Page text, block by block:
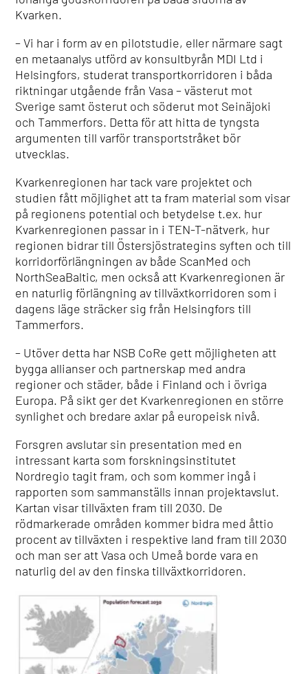
Kvarken.
– Vi har i form av en pilotstudie, eller närmare sagt
en metaanalys utförd av konsultbyrån MDI Ltd i
Helsingfors, studerat transportkorridoren i båda
riktningar utgående från Vasa – västerut mot
Sverige samt österut och söderut mot Seinäjoki
och Tammerfors. Detta för att hitta de tyngsta
argumenten till varför transportstråket bör
utvecklas.
Kvarkenregionen har tack vare projektet och
studien fått möjlighet att ta fram material som visar
på regionens potential och betydelse t.ex. hur
Kvarkenregionen passar in i TEN-T-nätverk, hur
regionen bidrar till Östersjöstrategins syften och till
korridorförlängningen av både ScanMed och
NorthSeaBaltic, men också att Kvarkenregionen är
en naturlig förlängning av tillväxtkorridoren som i
dagens läge sträcker sig från Helsingfors till
Tammerfors.
– Utöver detta har NSB CoRe gett möjligheten att
bygga allianser och partnerskap med andra
regioner och städer, både i Finland och i övriga
Europa. På sikt ger det Kvarkenregionen en större
synlighet och bredare axlar på europeisk nivå.
Forsgren avslutar sin presentation med en
intressant karta som forskningsinstitutet
Nordregio tagit fram, och som kommer ingå i
rapporten som sammanställs innan projektavslut.
Kartan visar tillväxten fram till 2030. De
rödmarkerade områden kommer bidra med åttio
procent av tillväxten i respektive land fram till 2030
och man ser att Vasa och Umeå borde vara en
naturlig del av den finska tillväxtkorridoren.